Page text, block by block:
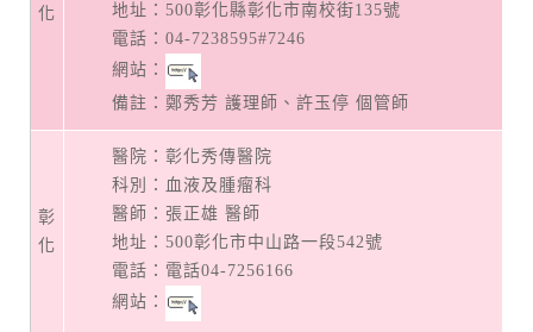
化
地址： 500彰化縣彰化市南校街135號
電話： 04-7238595#7246
網站：
備註：鄭秀芳 護理師、許玉停 個管師
彰
化
醫院：彰化秀傳醫院
科別：血液及腫瘤科
醫師：張正雄 醫師
地址： 500彰化市中山路一段542號
電話： 電話04-7256166
網站：